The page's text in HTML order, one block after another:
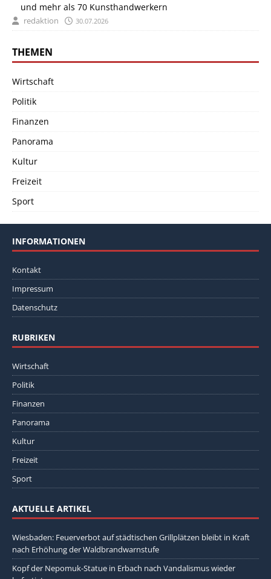
und mehr als 70 Kunsthandwerkern
redaktion 30.07.2026
THEMEN
Wirtschaft
Politik
Finanzen
Panorama
Kultur
Freizeit
Sport
INFORMATIONEN
Kontakt
Impressum
Datenschutz
RUBRIKEN
Wirtschaft
Politik
Finanzen
Panorama
Kultur
Freizeit
Sport
AKTUELLE ARTIKEL
Wiesbaden: Feuerverbot auf städtischen Grillplätzen bleibt in Kraft
nach Erhöhung der Waldbrandwarnstufe
Kopf der Nepomuk-Statue in Erbach nach Vandalismus wieder